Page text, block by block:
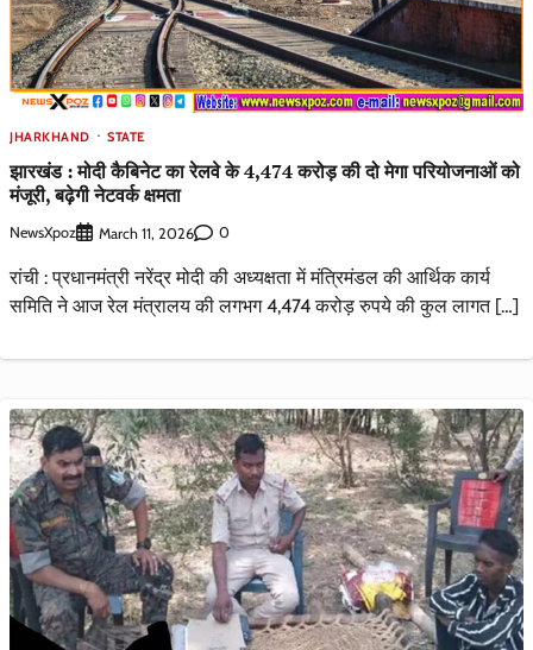
JHARKHAND STATE
झारखंड : मोदी कैबिनेट का रेलवे के 4,474 करोड़ की दो मेगा परियोजनाओं को
मंजूरी, बढ़ेगी नेटवर्क क्षमता
NewsXpoz March 11, 2026 0
रांची : प्रधानमंत्री नरेंद्र मोदी की अध्यक्षता में मंत्रिमंडल की आर्थिक कार्य
समिति ने आज रेल मंत्रालय की लगभग 4,474 करोड़ रुपये की कुल लागत […]